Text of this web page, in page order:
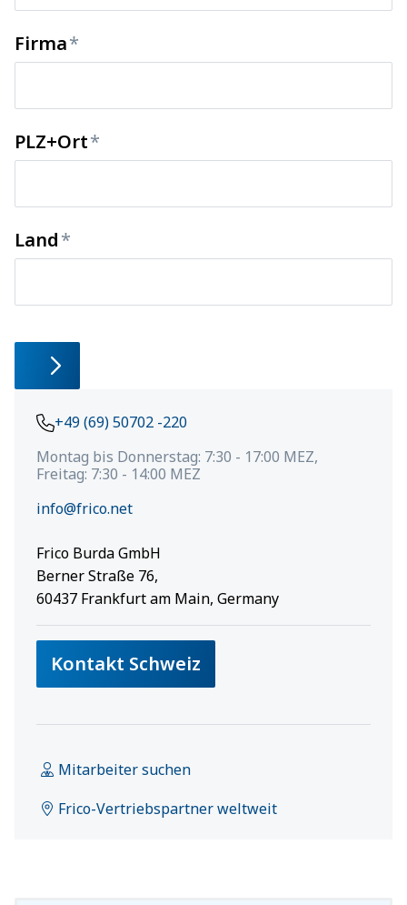
Firma
PLZ+Ort
Land
+49 (69) 50702 -220
Montag bis Donnerstag: 7:30 - 17:00 MEZ,
Freitag: 7:30 - 14:00 MEZ
info@frico.net
Frico Burda GmbH
Berner Straße 76,
60437 Frankfurt am Main, Germany
Kontakt Schweiz
Mitarbeiter suchen
Frico-Vertriebspartner weltweit